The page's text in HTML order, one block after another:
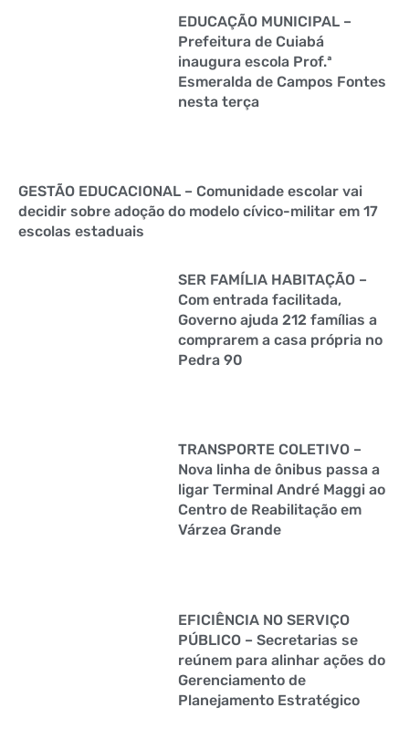
EDUCAÇÃO MUNICIPAL –
Prefeitura de Cuiabá
inaugura escola Prof.ª
Esmeralda de Campos Fontes
nesta terça
GESTÃO EDUCACIONAL – Comunidade escolar vai
decidir sobre adoção do modelo cívico-militar em 17
escolas estaduais
SER FAMÍLIA HABITAÇÃO –
Com entrada facilitada,
Governo ajuda 212 famílias a
comprarem a casa própria no
Pedra 90
TRANSPORTE COLETIVO –
Nova linha de ônibus passa a
ligar Terminal André Maggi ao
Centro de Reabilitação em
Várzea Grande
EFICIÊNCIA NO SERVIÇO
PÚBLICO – Secretarias se
reúnem para alinhar ações do
Gerenciamento de
Planejamento Estratégico